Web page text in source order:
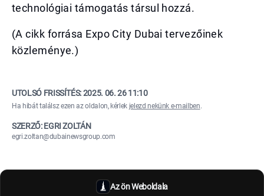
technológiai támogatás társul hozzá.
(A cikk forrása Expo City Dubai tervezőinek
közleménye.)
UTOLSÓ FRISSÍTÉS:2025. 06. 26 11:10
Ha hibát találsz ezen az oldalon, kérlek jelezd nekünk e-mailben.
SZERZŐ: EGRI ZOLTÁN
egri.zoltan@dubainewsgroup.com
Az ön Weboldala